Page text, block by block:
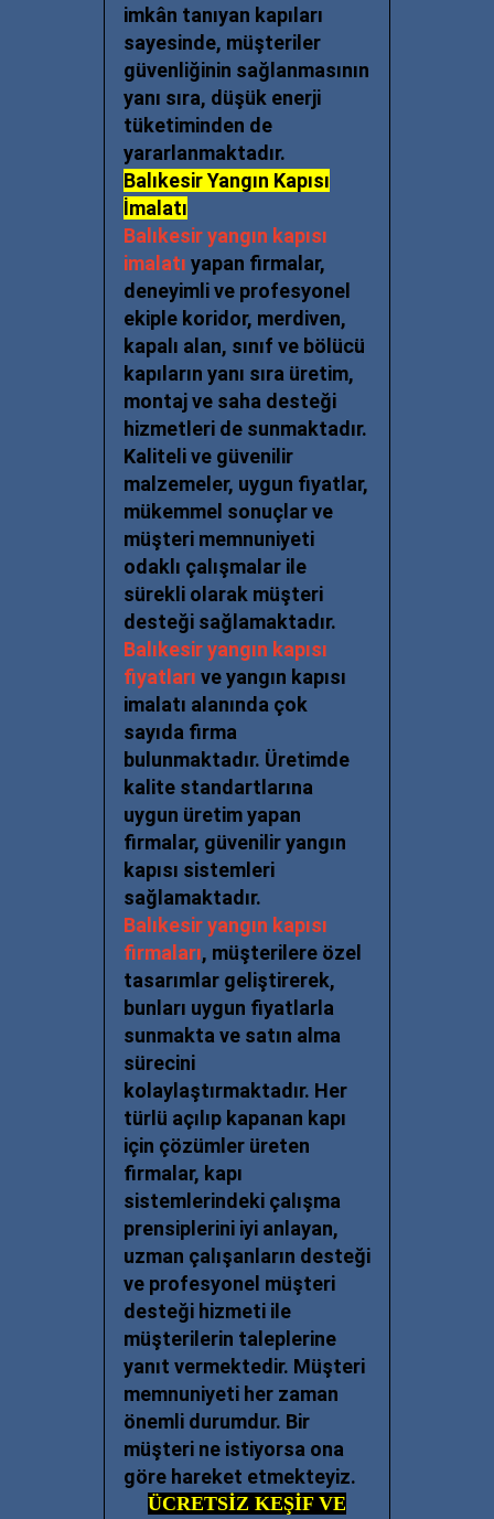
imkân tanıyan kapıları
sayesinde, müşteriler
güvenliğinin sağlanmasının
yanı sıra, düşük enerji
tüketiminden de
yararlanmaktadır.
Balıkesir Yangın Kapısı
İmalatı
Balıkesir yangın kapısı
imalatı yapan firmalar,
deneyimli ve profesyonel
ekiple koridor, merdiven,
kapalı alan, sınıf ve bölücü
kapıların yanı sıra üretim,
montaj ve saha desteği
hizmetleri de sunmaktadır.
Kaliteli ve güvenilir
malzemeler, uygun fiyatlar,
mükemmel sonuçlar ve
müşteri memnuniyeti
odaklı çalışmalar ile
sürekli olarak müşteri
desteği sağlamaktadır.
Balıkesir yangın kapısı
fiyatları ve yangın kapısı
imalatı alanında çok
sayıda firma
bulunmaktadır. Üretimde
kalite standartlarına
uygun üretim yapan
firmalar, güvenilir yangın
kapısı sistemleri
sağlamaktadır.
Balıkesir yangın kapısı
firmaları, müşterilere özel
tasarımlar geliştirerek,
bunları uygun fiyatlarla
sunmakta ve satın alma
sürecini
kolaylaştırmaktadır. Her
türlü açılıp kapanan kapı
için çözümler üreten
firmalar, kapı
sistemlerindeki çalışma
prensiplerini iyi anlayan,
uzman çalışanların desteği
ve profesyonel müşteri
desteği hizmeti ile
müşterilerin taleplerine
yanıt vermektedir. Müşteri
memnuniyeti her zaman
önemli durumdur. Bir
müşteri ne istiyorsa ona
göre hareket etmekteyiz.
ÜCRETSİZ KEŞİF VE